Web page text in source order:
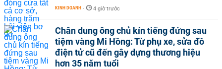
KINH DOANH - 4 giờ trước
Chân dung ông chủ kín tiếng đứng sau
tiệm vàng Mi Hồng: Từ phụ xe, sửa đồ
điện tử cũ đến gây dựng thương hiệu
hơn 35 năm tuổi